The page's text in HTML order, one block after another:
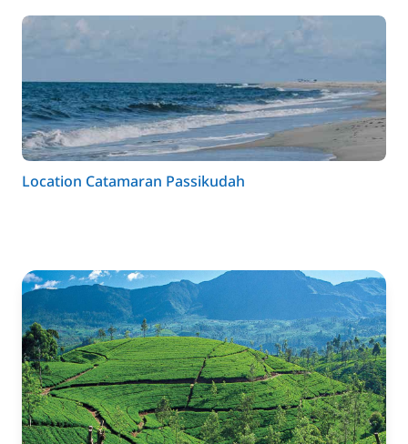
Location Catamaran Passikudah